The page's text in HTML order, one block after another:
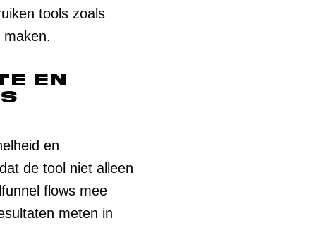
tools zoals
en
en
de tool niet alleen
flows mee
meten in